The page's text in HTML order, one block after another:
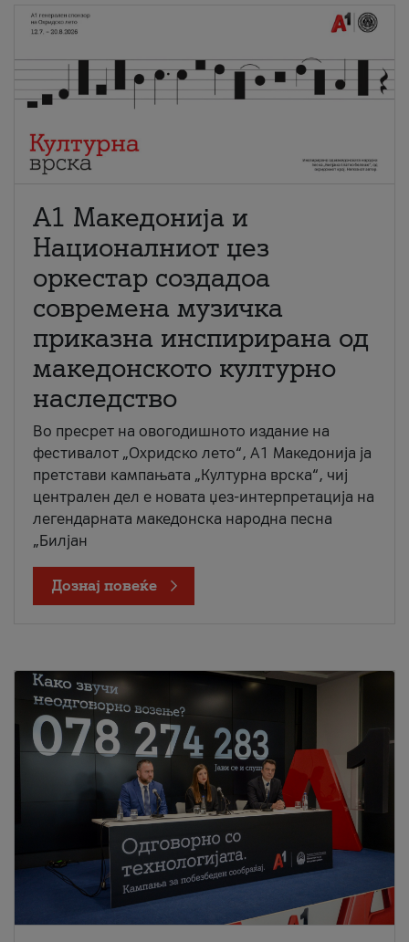
А1 Македонија и
Националниот џез
оркестар создадоа
современа музичка
приказна инспирирана од
македонското културно
наследство
Во пресрет на овогодишното издание на
фестивалот „Охридско лето“, А1 Македонија ја
претстави кампањата „Културна врска“, чиј
централен дел е новата џез-интерпретација на
легендарната македонска народна песна
„Билјан
Дознај повеќе